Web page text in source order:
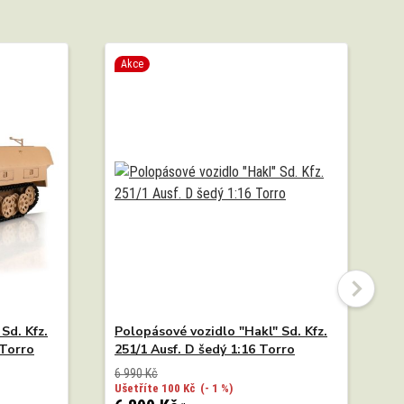
Kfz.
Akce
Polopásové vozidlo "Hakl" Sd. Kfz.
251/1 Ausf. D šedý 1:16 Torro
6 990 Kč
Ušetříte 100 Kč (- 1 %)